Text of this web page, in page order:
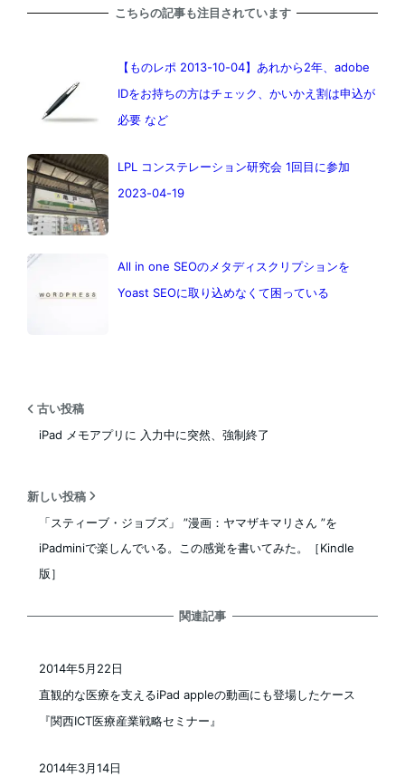
こちらの記事も注目されています
【ものレポ 2013-10-04】あれから2年、adobe
IDをお持ちの方はチェック、かいかえ割は申込が
必要 など
LPL コンステレーション研究会 1回目に参加
2023-04-19
All in one SEOのメタディスクリプションを
Yoast SEOに取り込めなくて困っている
古い投稿
iPad メモアプリに 入力中に突然、強制終了
新しい投稿
「スティーブ・ジョブズ」 ”漫画：ヤマザキマリさん ”を
iPadminiで楽しんでいる。この感覚を書いてみた。［Kindle
版］
関連記事
直観的な医療を支えるiPad appleの動画にも登場したケース
『関西ICT医療産業戦略セミナー』
2014年5月22日
2014年3月14日